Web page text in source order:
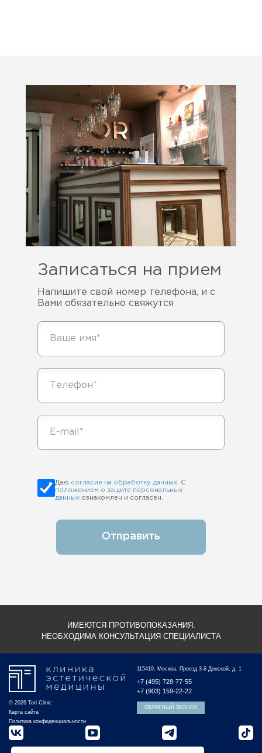
Записаться на прием
Напишите свой номер телефона, и с
Вами обязательно свяжутся
Даю согласие на обработку данных. С
положением о защите персональных
данных ознакомлен и согласен.
Отправить
ИМЕЮТСЯ ПРОТИВОПОКАЗАНИЯ.
НЕОБХОДИМА КОНСУЛЬТАЦИЯ СПЕЦИАЛИСТА
© 2026 Tori Clinic
Карта сайта
Политика конфиденциальности
115419, Москва, Проезд 3-й Донской, д. 1
+7 (495) 728-77-55
+7 (903) 159-22-22
ОБРАТНЫЙ ЗВОНОК